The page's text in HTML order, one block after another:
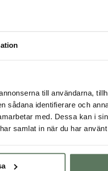
till användarna,
sådana identifierare och
med. Dessa kan i
samlat in när du har
Här hittar du utgående
utbud på både dunjackor
friluftskläder för många
på lager plagg, varma